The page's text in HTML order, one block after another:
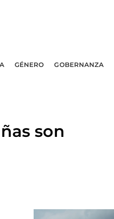
GÉNERO GOBERNANZA
son